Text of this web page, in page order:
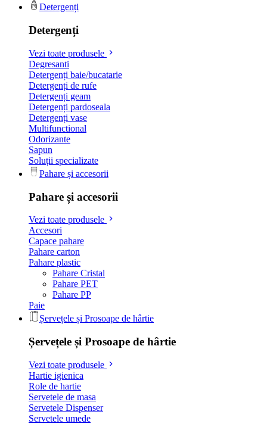
Detergenți
Detergenți
Vezi toate produsele
Degresanti
Detergenți baie/bucatarie
Detergenți de rufe
Detergenți geam
Detergenți pardoseala
Detergenți vase
Multifunctional
Odorizante
Sapun
Soluții specializate
Pahare și accesorii
Pahare și accesorii
Vezi toate produsele
Accesori
Capace pahare
Pahare carton
Pahare plastic
Pahare Cristal
Pahare PET
Pahare PP
Paie
Șervețele și Prosoape de hârtie
Șervețele și Prosoape de hârtie
Vezi toate produsele
Hartie igienica
Role de hartie
Servetele de masa
Servetele Dispenser
Servetele umede